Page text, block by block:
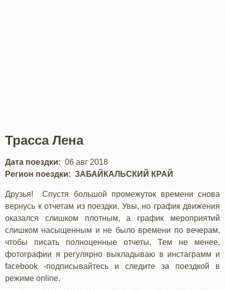
Трасса Лена
Дата поездки
06 авг 2018
Регион поездки
ЗАБАЙКАЛЬСКИЙ КРАЙ
Друзья! Спустя большой промежуток времени снова
вернусь к отчетам из поездки. Увы, но график движения
оказался слишком плотным, а график мероприятий
слишком насыщенным и не было времени по вечерам,
чтобы писать полноценные отчеты. Тем не менее,
фотографии я регулярно выкладываю в инстаграмм и
facebook -подписывайтесь и следите за поездкой в
режиме online.